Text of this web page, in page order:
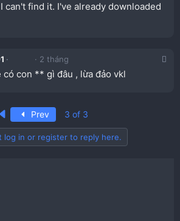
can't find it. I've already downloaded
2 tháng
có con ** gì đâu , lừa đảo vkl
First Prev 3 of 3
log in or register to reply here.